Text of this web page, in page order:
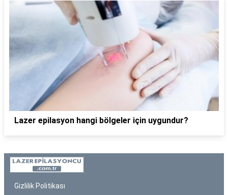
Lazer epilasyon hangi bölgeler için uygundur?
Gizlilik Politikası